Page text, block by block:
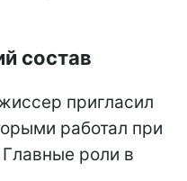
состав
пригласил
работал при
роли в